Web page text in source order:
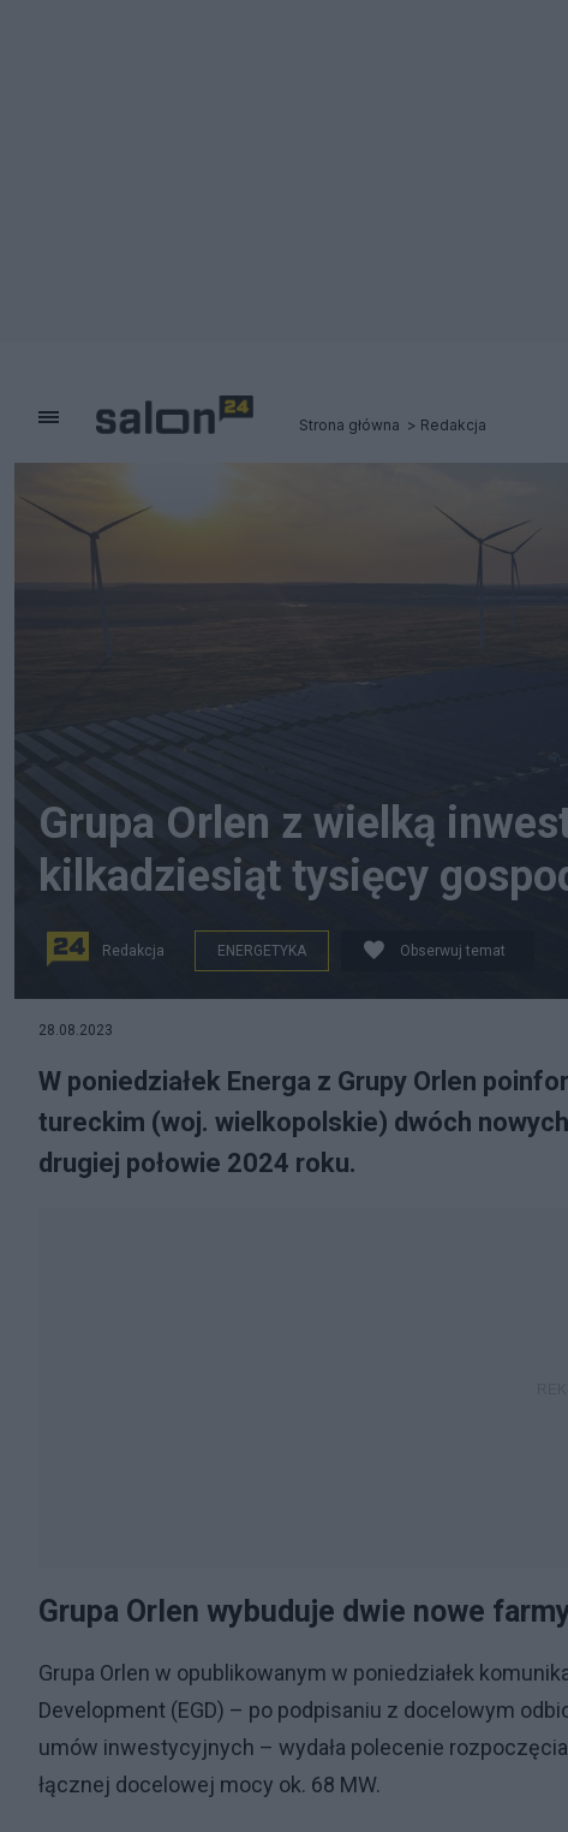
Strona główna Redakcja
Grupa Orlen z wielką
kilkadziesiąt tysięcy
Redakcja ENERGETYKA Obserwuj temat
28.08.2023
W poniedziałek Energa z Grupy Orlen
tureckim (woj. wielkopolskie) dwóch
drugiej połowie 2024 roku.
Grupa Orlen wybuduje dwie nowe
Grupa Orlen w opublikowanym w poniedziałek
Development (EGD) – po podpisaniu z docelowym
umów inwestycyjnych – wydała polecenie
łącznej docelowej mocy ok. 68 MW.